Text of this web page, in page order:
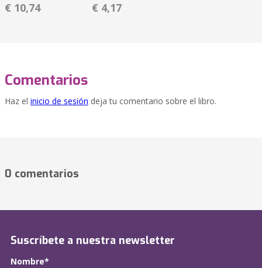
€ 10,74 € 4,17
Comentarios
Haz el inicio de sesión deja tu comentario sobre el libro.
0 comentarios
Suscríbete a nuestra newsletter
Nombre*